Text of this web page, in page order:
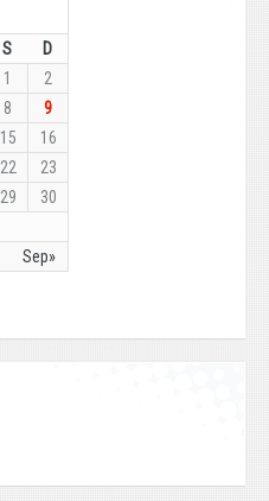
S D
Sep»
1
2
8
9
15
16
22
23
29
30